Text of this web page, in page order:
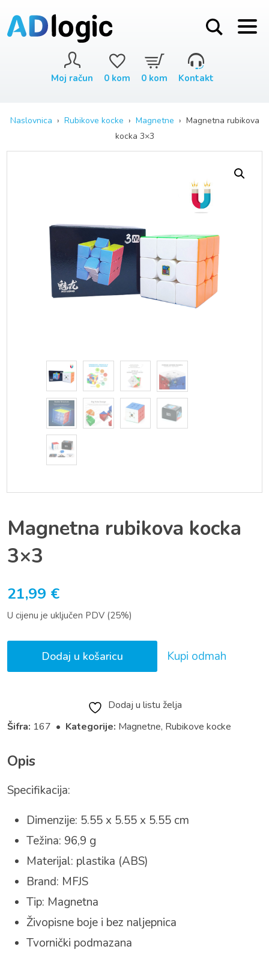
Moj račun 0 kom 0 kom Kontakt
Naslovnica › Rubikove kocke › Magnetne › Magnetna rubikova
kocka 3×3
Magnetna rubikova kocka
3×3
21,99 €
U cijenu je uključen PDV (25%)
Dodaj u košaricu Kupi odmah
Dodaj u listu želja
Šifra: 167 • Kategorije: Magnetne, Rubikove kocke
Opis
Specifikacija:
Dimenzije: 5.55 x 5.55 x 5.55 cm
Težina: 96,9 g
Materijal: plastika (ABS)
Brand: MFJS
Tip: Magnetna
Živopisne boje i bez naljepnica
Tvornički podmazana